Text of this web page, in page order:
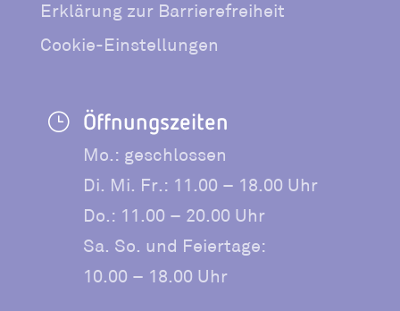
Erklärung zur Barrierefreiheit
Cookie-Einstellungen
} Öffnungszeiten
Mo.: geschlossen
Di. Mi. Fr.: 11.00 – 18.00 Uhr
Do.: 11.00 – 20.00 Uhr
Sa. So. und Feiertage:
10.00 – 18.00 Uhr